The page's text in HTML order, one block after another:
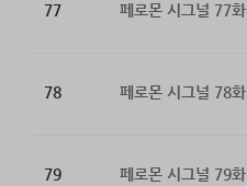
77 페로몬 시그널 77화
78 페로몬 시그널 78화
79 페로몬 시그널 79화